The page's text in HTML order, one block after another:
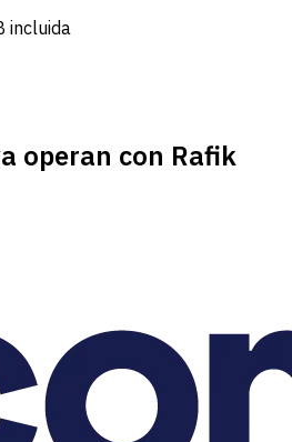
incluida
operan con Rafik